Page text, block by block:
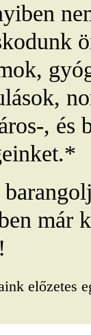
, és
már
előzetes